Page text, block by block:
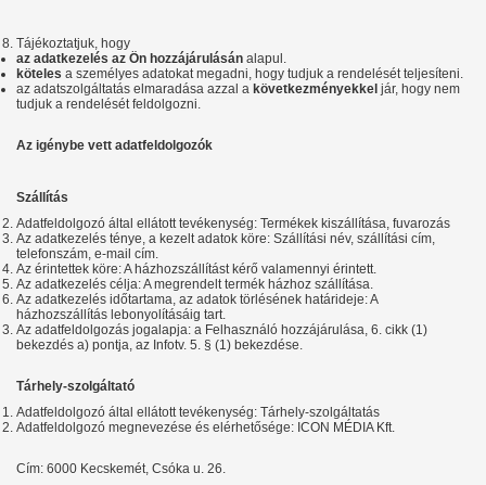
Tájékoztatjuk, hogy
az adatkezelés az Ön hozzájárulásán alapul.
köteles a személyes adatokat megadni, hogy tudjuk a rendelését teljesíteni.
az adatszolgáltatás elmaradása azzal a következményekkel jár, hogy nem
tudjuk a rendelését feldolgozni.
Az igénybe vett adatfeldolgozók
Szállítás
Adatfeldolgozó által ellátott tevékenység: Termékek kiszállítása, fuvarozás
Az adatkezelés ténye, a kezelt adatok köre: Szállítási név, szállítási cím,
telefonszám, e-mail cím.
Az érintettek köre: A házhozszállítást kérő valamennyi érintett.
Az adatkezelés célja: A megrendelt termék házhoz szállítása.
Az adatkezelés időtartama, az adatok törlésének határideje: A
házhozszállítás lebonyolításáig tart.
Az adatfeldolgozás jogalapja: a Felhasználó hozzájárulása, 6. cikk (1)
bekezdés a) pontja, az Infotv. 5. § (1) bekezdése.
Tárhely-szolgáltató
Adatfeldolgozó által ellátott tevékenység: Tárhely-szolgáltatás
Adatfeldolgozó megnevezése és elérhetősége: ICON MÉDIA Kft.
Cím: 6000 Kecskemét, Csóka u. 26.